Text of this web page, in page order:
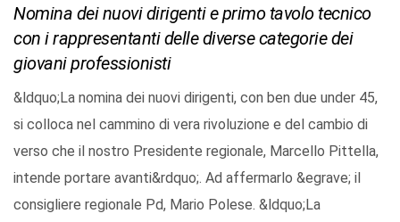
Nomina dei nuovi dirigenti e primo tavolo tecnico
con i rappresentanti delle diverse categorie dei
giovani professionisti
&ldquo;La nomina dei nuovi dirigenti, con ben due under 45,
si colloca nel cammino di vera rivoluzione e del cambio di
verso che il nostro Presidente regionale, Marcello Pittella,
intende portare avanti&rdquo;. Ad affermarlo &egrave; il
consigliere regionale Pd, Mario Polese. &ldquo;La